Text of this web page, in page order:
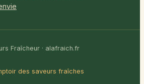
Fraîcheur · alafraich.fr
des saveurs fraîches